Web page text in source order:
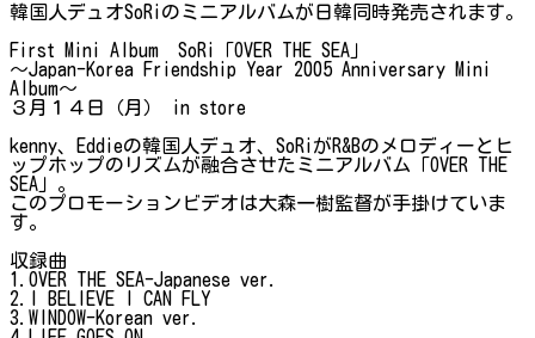
韓国人デュオSoRiのミニアルバムが日韓同時発売されます。
First Mini Album SoRi「OVER THE SEA」
～Japan-Korea Friendship Year 2005 Anniversary Mini
Album～
３月１４日（月） in store
kenny、Eddieの韓国人デュオ、SoRiがR&Bのメロディーとヒ
ップホップのリズムが融合させたミニアルバム「OVER THE
SEA」。
このプロモーションビデオは大森一樹監督が手掛けていま
す。
収録曲
1.OVER THE SEA-Japanese ver.
2.I BELIEVE I CAN FLY
3.WINDOW-Korean ver.